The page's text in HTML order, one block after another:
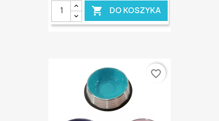
 DO KOSZYKA
favorite_border